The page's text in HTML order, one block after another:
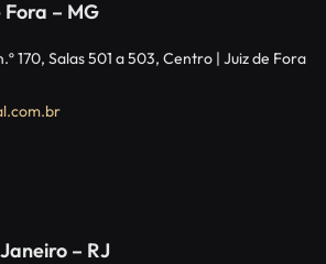
– MG
170, Salas 501 a 503, Centro | Juiz de Fora
– RJ